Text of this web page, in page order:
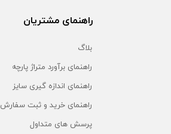
راهنمای مشتریان
بلاگ
راهنمای برآورد متراژ پارچه
راهنمای اندازه گیری سایز
راهنمای خرید و ثبت سفارش
پرسش های متداول